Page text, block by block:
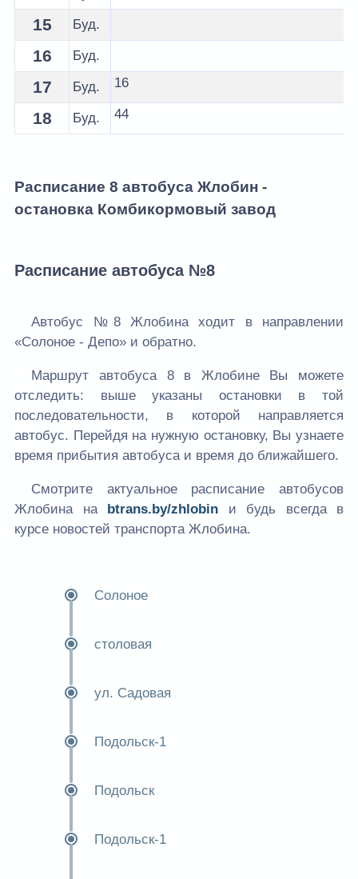
15 Буд.
16 Буд.
17 Буд. 16
18 Буд. 44
Расписание 8 автобуса Жлобин -
остановка Комбикормовый завод
Расписание автобуса №8
Автобус №8 Жлобина ходит в направлении
«Солоное - Депо» и обратно.
Маршрут автобуса 8 в Жлобине Вы можете
отследить: выше указаны остановки в той
последовательности, в которой направляется
автобус. Перейдя на нужную остановку, Вы узнаете
время прибытия автобуса и время до ближайшего.
Смотрите актуальное расписание автобусов
Жлобина на btrans.by/zhlobin и будь всегда в
курсе новостей транспорта Жлобина.
Солоное
столовая
ул. Садовая
Подольск-1
Подольск
Подольск-1